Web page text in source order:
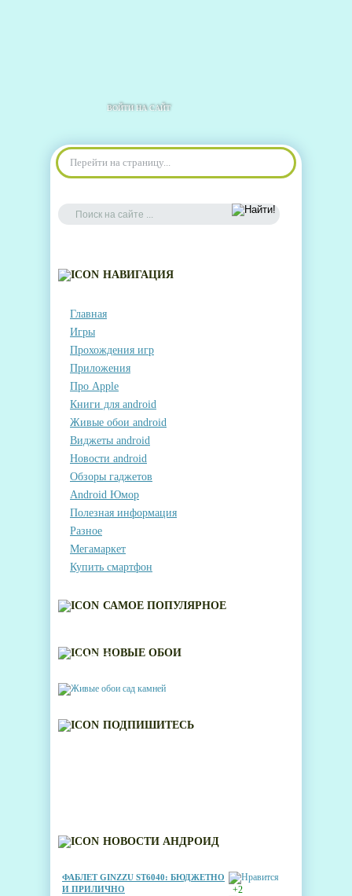
ВОЙТИ НА САЙТ
Перейти на страницу...
НАВИГАЦИЯ
Главная
Игры
Прохождения игр
Приложения
Про Apple
Книги для android
Живые обои android
Виджеты android
Новости android
Обзоры гаджетов
Android Юмор
Полезная информация
Разное
Мегамаркет
Купить смартфон
САМОЕ ПОПУЛЯРНОЕ
НОВЫЕ ОБОИ
КАМНЕЙ
ПОДПИШИТЕСЬ
НОВОСТИ АНДРОИД
+2
ФАБЛЕТ GINZZU ST6040: БЮДЖЕТНО
И ПРИЛИЧНО